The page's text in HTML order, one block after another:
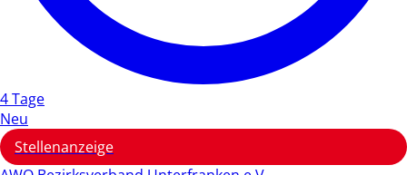
4 Tage
Neu
Stellenanzeige